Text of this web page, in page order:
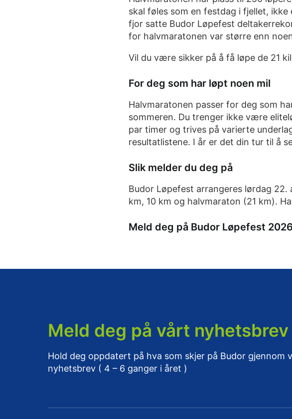
skal føles som en festdag i fjellet,
fjor satte Budor Løpefest
for halvmaratonen var større enn
Vil du være sikker på å få løpe de 21
For deg som har løpt noen mil
Halvmaratonen passer for deg som
sommeren. Du trenger ikke være
par timer og trives på varierte
resultatlistene. I år er det din tur til å
Slik melder du deg på
Budor Løpefest arrangeres lørdag 22.
km, 10 km og halvmaraton (21 km).
Meld deg på Budor Løpefest
Meld deg på vårt nyhetsbrev
Hold deg oppdatert på hva som skjer på Budor gjennom
nyhetsbrev ( 4 – 6 ganger i året )